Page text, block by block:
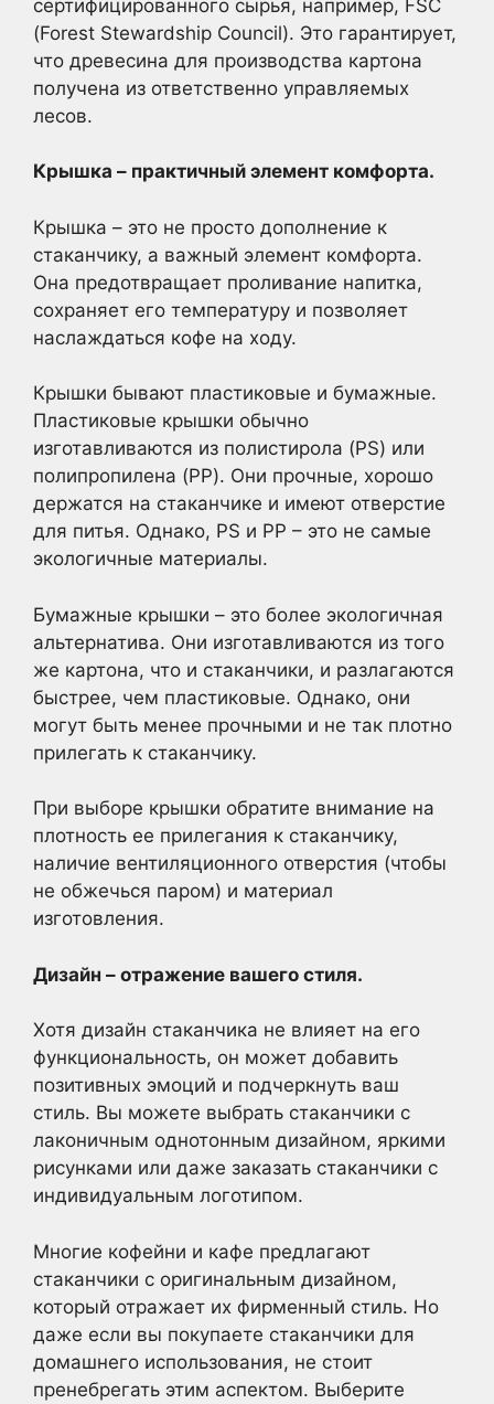
сертифицированного сырья, например, FSC
(Forest Stewardship Council). Это гарантирует,
что древесина для производства картона
получена из ответственно управляемых
лесов.
Крышка – практичный элемент комфорта.
Крышка – это не просто дополнение к
стаканчику, а важный элемент комфорта.
Она предотвращает проливание напитка,
сохраняет его температуру и позволяет
наслаждаться кофе на ходу.
Крышки бывают пластиковые и бумажные.
Пластиковые крышки обычно
изготавливаются из полистирола (PS) или
полипропилена (PP). Они прочные, хорошо
держатся на стаканчике и имеют отверстие
для питья. Однако, PS и PP – это не самые
экологичные материалы.
Бумажные крышки – это более экологичная
альтернатива. Они изготавливаются из того
же картона, что и стаканчики, и разлагаются
быстрее, чем пластиковые. Однако, они
могут быть менее прочными и не так плотно
прилегать к стаканчику.
При выборе крышки обратите внимание на
плотность ее прилегания к стаканчику,
наличие вентиляционного отверстия (чтобы
не обжечься паром) и материал
изготовления.
Дизайн – отражение вашего стиля.
Хотя дизайн стаканчика не влияет на его
функциональность, он может добавить
позитивных эмоций и подчеркнуть ваш
стиль. Вы можете выбрать стаканчики с
лаконичным однотонным дизайном, яркими
рисунками или даже заказать стаканчики с
индивидуальным логотипом.
Многие кофейни и кафе предлагают
стаканчики с оригинальным дизайном,
который отражает их фирменный стиль. Но
даже если вы покупаете стаканчики для
домашнего использования, не стоит
пренебрегать этим аспектом. Выберите